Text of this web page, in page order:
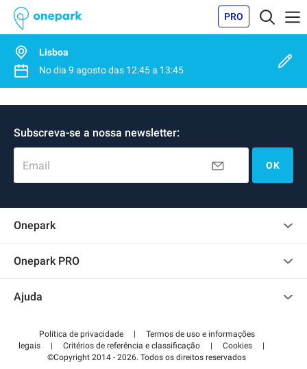
PRO
Lisboa
No dia 9 agostodas 12:45a 13:45
Subscreva-se a nossa newsletter:
Email OK
Onepark
Onepark PRO
Torne-se um membro
Ajuda
Centro de apoio
Como é que funciona?
Política de privacidade |
Termos de uso e informações
legais
| Critérios de referência e classificação | Cookies
|
©Copyright 2014 - 2026. Todos os direitos reservados